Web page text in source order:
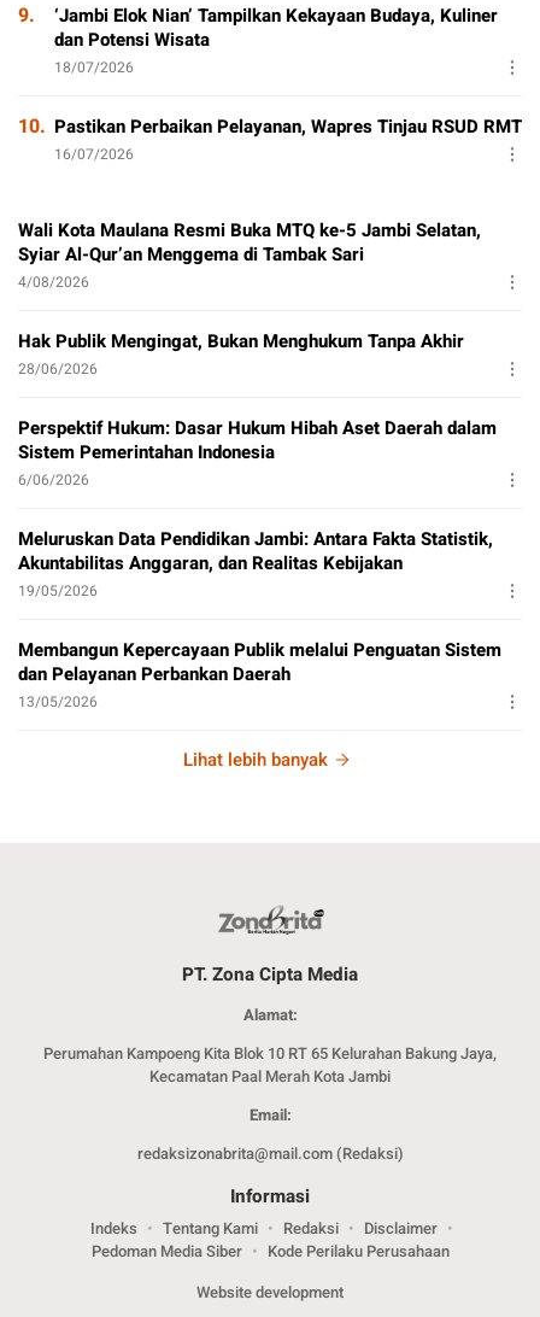
9.
‘Jambi Elok Nian’ Tampilkan Kekayaan Budaya, Kuliner
dan Potensi Wisata
18/07/2026
10. Pastikan Perbaikan Pelayanan, Wapres Tinjau RSUD RMT
16/07/2026
Wali Kota Maulana Resmi Buka MTQ ke-5 Jambi Selatan,
Syiar Al-Qur’an Menggema di Tambak Sari
4/08/2026
Hak Publik Mengingat, Bukan Menghukum Tanpa Akhir
28/06/2026
Perspektif Hukum: Dasar Hukum Hibah Aset Daerah dalam
Sistem Pemerintahan Indonesia
6/06/2026
Meluruskan Data Pendidikan Jambi: Antara Fakta Statistik,
Akuntabilitas Anggaran, dan Realitas Kebijakan
19/05/2026
Membangun Kepercayaan Publik melalui Penguatan Sistem
dan Pelayanan Perbankan Daerah
13/05/2026
Lihat lebih banyak
PT. Zona Cipta Media
Alamat:
Perumahan Kampoeng Kita Blok 10 RT 65 Kelurahan Bakung Jaya,
Kecamatan Paal Merah Kota Jambi
Email:
redaksizonabrita@mail.com (Redaksi)
Informasi
Indeks Tentang Kami Redaksi
Disclaimer
Pedoman Media Siber
Kode Perilaku Perusahaan
Website development